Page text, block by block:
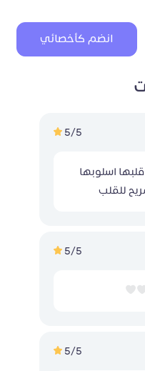
انضم كأخصائي
5/5
اسلوبها
للقلب
5/5
5/5